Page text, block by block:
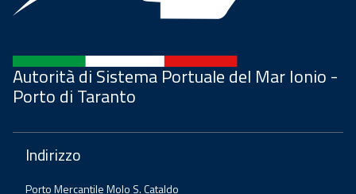
Autorità di Sistema Portuale del Mar Ionio -
Porto di Taranto
Indirizzo
Porto Mercantile Molo S. Cataldo